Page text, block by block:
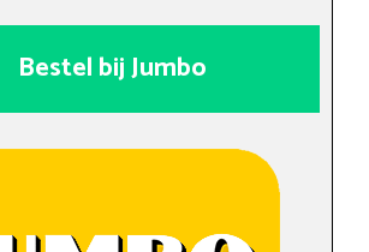
Bestel bij Jumbo